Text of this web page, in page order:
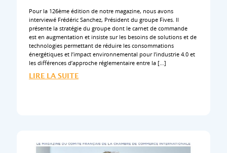
Pour la 126ème édition de notre magazine, nous avons
interviewé Frédéric Sanchez, Président du groupe Fives. Il
présente la stratégie du groupe dont le carnet de commande
est en augmentation et insiste sur les besoins de solutions et de
technologies permettant de réduire les consommations
énergétiques et l’impact environnemental pour l’industrie 4.0 et
les différences d’approche réglementaire entre la […]
LIRE LA SUITE